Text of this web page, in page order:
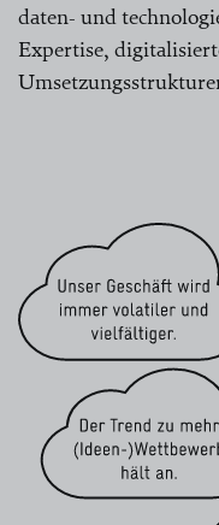
daten- und
Expertise,